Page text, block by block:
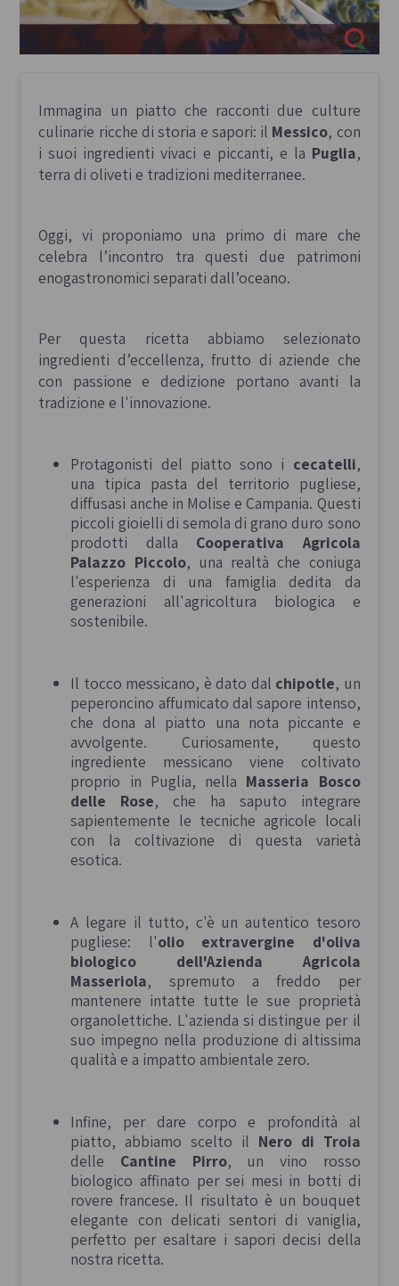
Immagina un piatto che racconti due culture
culinarie ricche di storia e sapori: il Messico, con
i suoi ingredienti vivaci e piccanti, e la Puglia,
terra di oliveti e tradizioni mediterranee.
Oggi, vi proponiamo una primo di mare che
celebra l’incontro tra questi due patrimoni
enogastronomici separati dall’oceano.
Per questa ricetta abbiamo selezionato
ingredienti d’eccellenza, frutto di aziende che
con passione e dedizione portano avanti la
tradizione e l'innovazione.
Protagonisti del piatto sono i cecatelli,
una tipica pasta del territorio pugliese,
diffusasi anche in Molise e Campania. Questi
piccoli gioielli di semola di grano duro sono
prodotti dalla Cooperativa Agricola
Palazzo Piccolo, una realtà che coniuga
l'esperienza di una famiglia dedita da
generazioni all'agricoltura biologica e
sostenibile.
Il tocco messicano, è dato dal chipotle, un
peperoncino affumicato dal sapore intenso,
che dona al piatto una nota piccante e
avvolgente. Curiosamente, questo
ingrediente messicano viene coltivato
proprio in Puglia, nella Masseria Bosco
delle Rose, che ha saputo integrare
sapientemente le tecniche agricole locali
con la coltivazione di questa varietà
esotica.
A legare il tutto, c'è un autentico tesoro
pugliese: l'olio extravergine d'oliva
biologico dell'Azienda Agricola
Masseriola, spremuto a freddo per
mantenere intatte tutte le sue proprietà
organolettiche. L'azienda si distingue per il
suo impegno nella produzione di altissima
qualità e a impatto ambientale zero.
Infine, per dare corpo e profondità al
piatto, abbiamo scelto il Nero di Troia
delle Cantine Pirro, un vino rosso
biologico affinato per sei mesi in botti di
rovere francese. Il risultato è un bouquet
elegante con delicati sentori di vaniglia,
perfetto per esaltare i sapori decisi della
nostra ricetta.